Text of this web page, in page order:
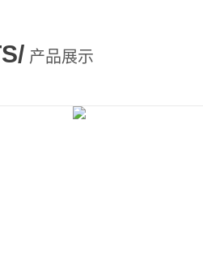
产品展示